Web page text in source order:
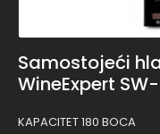
Samostojeći
WineExpert
KAPACITET 180 BOCA